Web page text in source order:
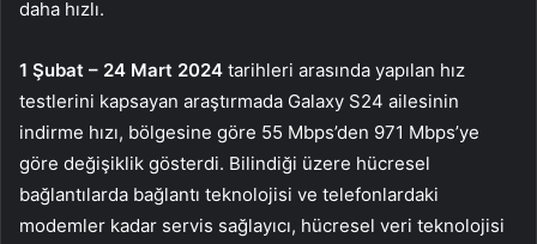
daha hızlı.
1 Şubat – 24 Mart 2024 tarihleri arasında yapılan hız
testlerini kapsayan araştırmada Galaxy S24 ailesinin
indirme hızı, bölgesine göre 55 Mbps’den 971 Mbps’ye
göre değişiklik gösterdi. Bilindiği üzere hücresel
bağlantılarda bağlantı teknolojisi ve telefonlardaki
modemler kadar servis sağlayıcı, hücresel veri teknolojisi